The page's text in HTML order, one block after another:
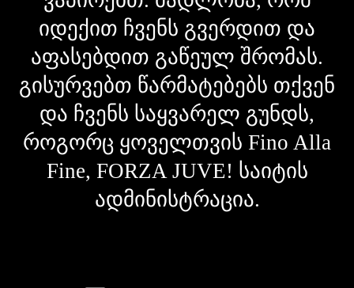
იდექით ჩვენს გვერდით და
აფასებდით გაწეულ შრომას.
გისურვებთ წარმატებებს თქვენ
და ჩვენს საყვარელ გუნდს,
როგორც ყოველთვის Fino Alla
Fine, FORZA JUVE! საიტის
ადმინისტრაცია.